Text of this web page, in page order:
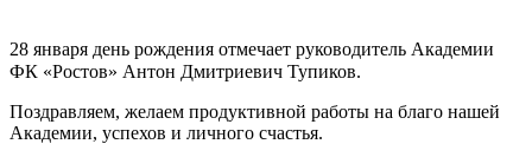
28 января день рождения отмечает руководитель Академии
ФК «Ростов» Антон Дмитриевич Тупиков. ⠀
Поздравляем, желаем продуктивной работы на благо нашей
Академии, успехов и личного счастья.